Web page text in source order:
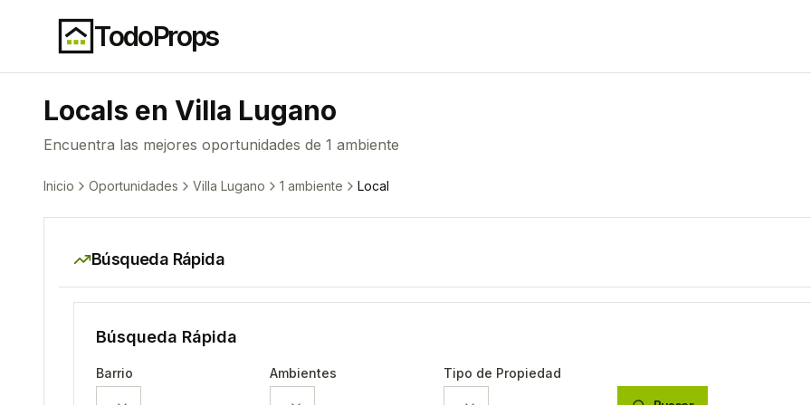
TodoProps
Locals en Villa Lugano
Encuentra las mejores oportunidades de 1 ambiente
Inicio Oportunidades Villa Lugano 1 ambiente Local
Búsqueda Rápida
Búsqueda Rápida
Barrio Ambientes Tipo de Propiedad